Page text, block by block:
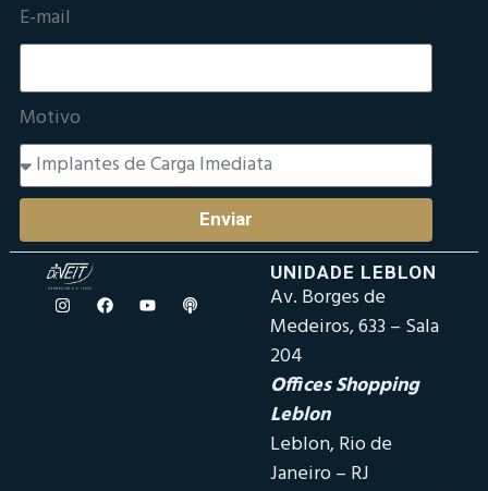
E-mail
Motivo
Enviar
UNIDADE LEBLON
Av. Borges de
Medeiros, 633 – Sala
204
Offices Shopping
Leblon
Leblon, Rio de
Janeiro – RJ